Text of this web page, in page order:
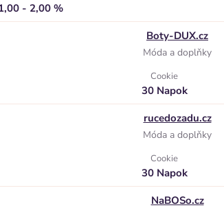
- 2,00 %
Boty-DUX.cz
Móda a doplňky
Cookie
30 Napok
rucedozadu.cz
Móda a doplňky
Cookie
30 Napok
NaBOSo.cz